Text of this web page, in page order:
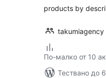
products by
takumiagency
По-малко от 10
Тествано до